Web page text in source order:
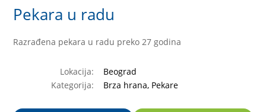
Pekara u radu
Razrađena pekara u radu preko 27 godina
Lokacija:
Beograd
Kategorija:
Brza hrana, Pekare